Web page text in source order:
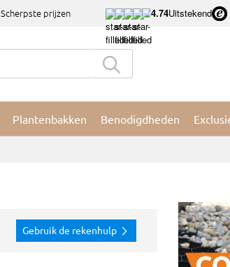
Scherpste prijzen 4.74Uitstekend
Plantenbakken Benodigdheden
Gebruik de rekenhulp